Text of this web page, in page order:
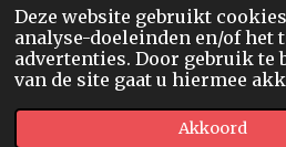
Deze website gebruikt
analyse-doeleinden en/of het
advertenties. Door gebruik te
van de site gaat u hiermee
Akkoord
F
a
c
e
P
i
n
t
e
I
s
t
© 2014 - 2026 Nappi.nl
Telefoonnummer